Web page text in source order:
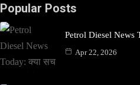
Popular Posts
Petrol Diesel News
Apr 22, 2026